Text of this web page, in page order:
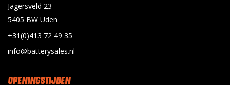
Jagersveld 23
5405 BW Uden
+31(0)413 72 49 35
info@batterysales.nl
OPENINGSTIJDEN